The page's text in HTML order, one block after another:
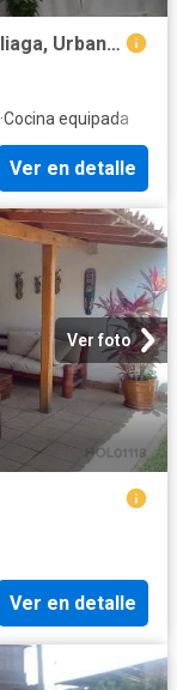
Vendo Linda Casa Avenida Pardo y Aliaga, Urbanización Miraflores, Piura
·Cocina equipada
Ver en detalle
Ver foto
Ver en detalle